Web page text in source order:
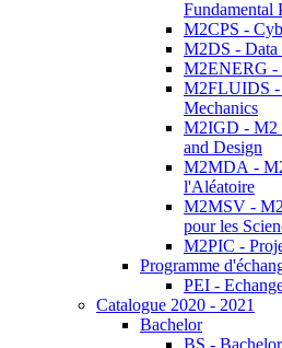
Fundamental
M2CPS -
M2DS - Data
M2ENERG -
M2FLUIDS -
Mechanics
M2IGD - M2
and Design
M2MDA -
l'Aléatoire
M2MSV -
pour les
M2PIC -
Programme
PEI -
Catalogue 2020 - 2021
Bachelor
BS -